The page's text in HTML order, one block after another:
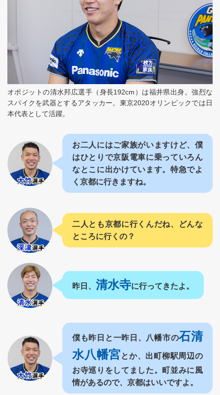
オポジットの清水邦広選手（身長192cm）は福井県出身。強烈な
スパイクを武器とするアタッカー。東京2020オリンピックでは日
本代表として活躍。
お二人にはご家族がいますけど、僕
はひとりで京阪電車に乗っていろん
なとこに出かけています。特急でよ
く京都に行きますね。
二人とも京都に行くんだね、どんな
ところに行くの？
昨日、 清水寺に行ってきたよ。
僕も昨日と一昨日、八幡市の石清
水八幡宮とか、出町柳駅周辺の
お寺巡りをしてました。町並みに風
情があるので、京都はいいですよ。